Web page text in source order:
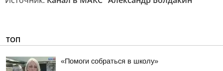
ТОП
«Помоги собраться в школу»